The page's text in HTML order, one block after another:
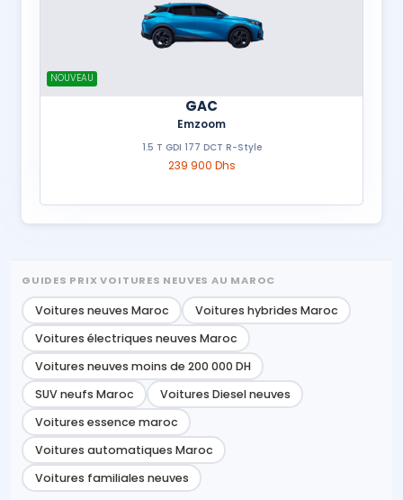
NOUVEAU
GAC
Emzoom
1.5 T GDI 177 DCT R-Style
239 900 Dhs
GUIDES PRIX VOITURES NEUVES AU MAROC
Voitures neuves Maroc
Voitures hybrides Maroc
Voitures électriques neuves Maroc
Voitures neuves moins de 200 000 DH
SUV neufs Maroc
Voitures Diesel neuves
Voitures essence maroc
Voitures automatiques Maroc
Voitures familiales neuves